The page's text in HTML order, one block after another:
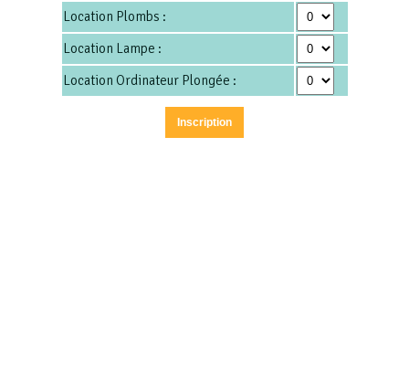
Location Plombs :
Location Lampe :
Location Ordinateur Plongée :